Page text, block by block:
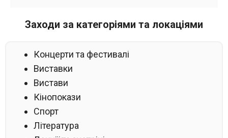
Заходи за категоріями та локаціями
Концерти та фестивалі
Виставки
Вистави
Кінопокази
Спорт
Література